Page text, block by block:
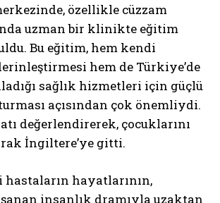
özellikle cüzzam
uzman bir klinikte eğitim
Bu eğitim, hem kendi
hem de Türkiye’de
sağlık hizmetleri için güçlü
açısından çok önemliydi.
değerlendirerek, çocuklarını
İngiltere’ye gitti.
hastaların hayatlarının,
insanlık dramıyla uzaktan